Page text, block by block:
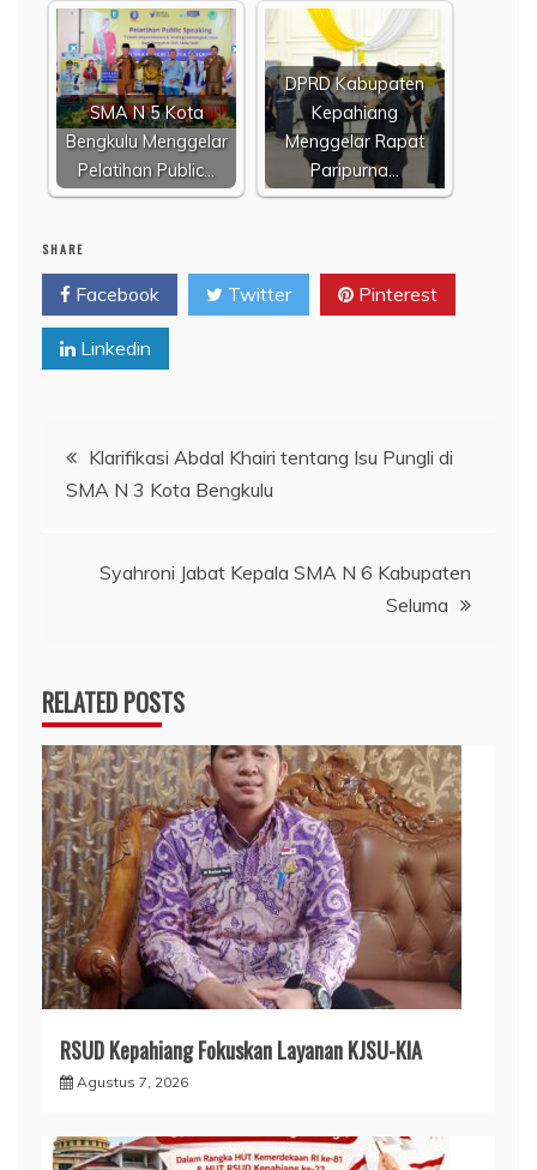
SMA N 5 Kota
Bengkulu Menggelar
Pelatihan Public…
DPRD Kabupaten
Kepahiang
Menggelar Rapat
Paripurna…
SHARE
Facebook Twitter Pinterest
Linkedin
Navigasi
pos
Klarifikasi Abdal Khairi tentang Isu Pungli di
SMA N 3 Kota Bengkulu
Syahroni Jabat Kepala SMA N 6 Kabupaten
Seluma
RELATED POSTS
RSUD Kepahiang Fokuskan Layanan KJSU-KIA
Agustus 7, 2026